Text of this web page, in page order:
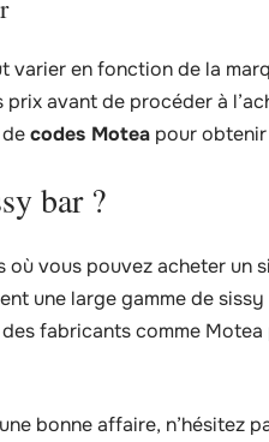
varier en fonction de la
avant de procéder à
codes Motea pour
bar ?
où vous pouvez acheter un
une large gamme de
fabricants comme
bonne affaire, n’hésitez